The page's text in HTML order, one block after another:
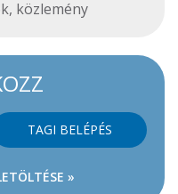
, közlemény
TAGI BELÉPÉS
»